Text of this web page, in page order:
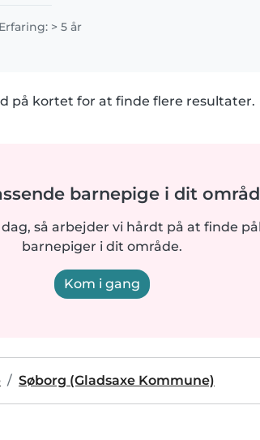
Erfaring: > 5 år
på kortet for at finde flere resultater.
barnepige i dit
så arbejder vi hårdt på at finde
barnepiger i dit område.
Kom i gang
Søborg (Gladsaxe Kommune)